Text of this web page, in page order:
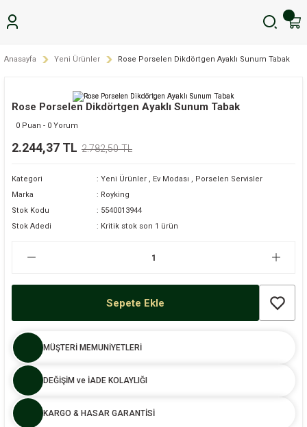
Anasayfa Yeni Ürünler Rose Porselen Dikdörtgen Ayaklı Sunum Tabak
Rose Porselen Dikdörtgen Ayaklı Sunum Tabak
0 Puan - 0 Yorum
2.244,37 TL 2.782,50 TL
Kategori Yeni Ürünler , Ev Modası , Porselen Servisler
Marka
Royking
Stok Kodu
5540013944
Stok Adedi
Kritik stok son 1 ürün
Sepete Ekle
MÜŞTERİ MEMUNİYETLERİ
DEĞİŞİM ve İADE KOLAYLIĞI
KARGO & HASAR GARANTİSİ